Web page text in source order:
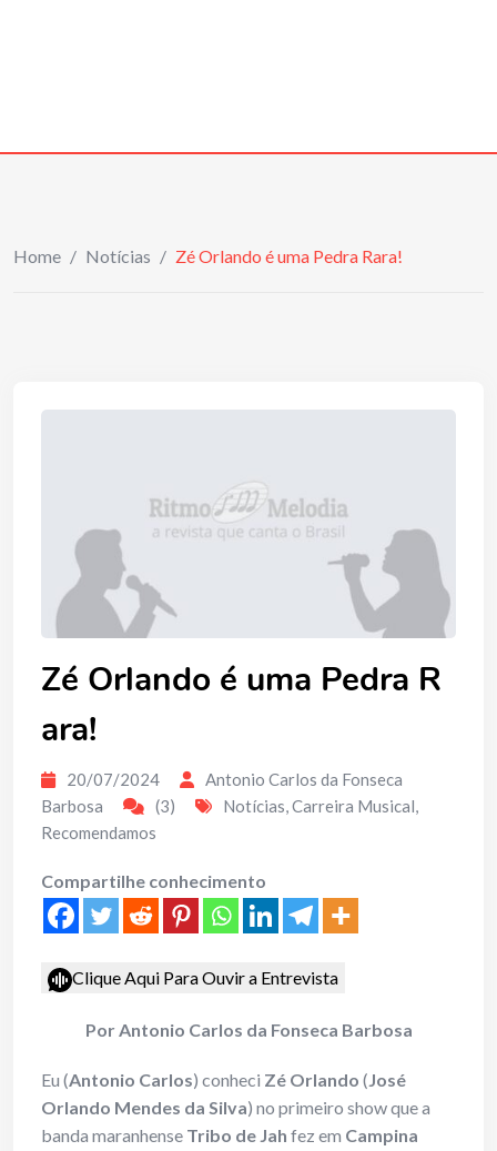
Home / Notícias / Zé Orlando é uma Pedra Rara!
Zé Orlando é uma Pedra R
ara!
20/07/2024
Antonio Carlos da Fonseca
Barbosa
(3) Notícias,Carreira Musical,
Recomendamos
Compartilhe conhecimento
Clique Aqui Para Ouvir a Entrevista
Por Antonio Carlos da Fonseca Barbosa
Eu (Antonio Carlos) conheci Zé Orlando (José
Orlando Mendes da Silva) no primeiro show que a
banda maranhense Tribo de Jah fez em Campina